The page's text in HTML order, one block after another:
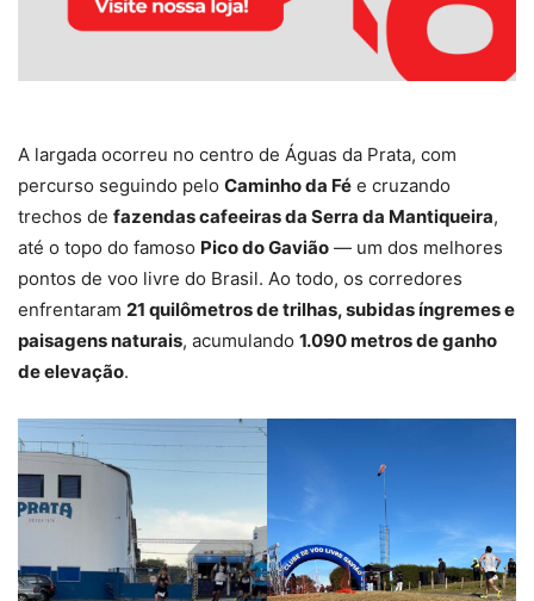
A largada ocorreu no centro de Águas da Prata, com
percurso seguindo pelo Caminho da Fé e cruzando
trechos de fazendas cafeeiras da Serra da Mantiqueira,
até o topo do famoso Pico do Gavião — um dos melhores
pontos de voo livre do Brasil. Ao todo, os corredores
enfrentaram 21 quilômetros de trilhas, subidas íngremes e
paisagens naturais, acumulando 1.090 metros de ganho
de elevação.